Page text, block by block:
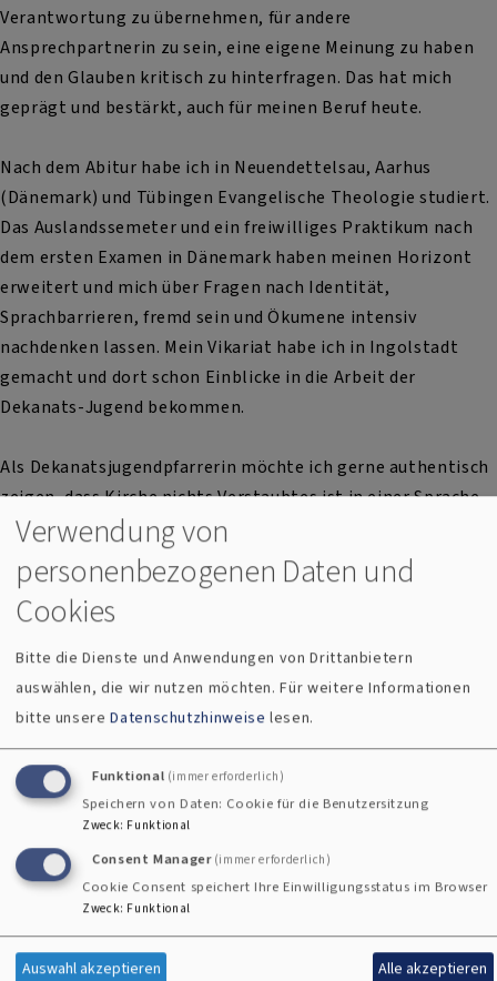
Verantwortung zu übernehmen, für andere
Ansprechpartnerin zu sein, eine eigene Meinung zu haben
und den Glauben kritisch zu hinterfragen. Das hat mich
geprägt und bestärkt, auch für meinen Beruf heute.
Nach dem Abitur habe ich in Neuendettelsau, Aarhus
(Dänemark) und Tübingen Evangelische Theologie studiert.
Das Auslandssemeter und ein freiwilliges Praktikum nach
dem ersten Examen in Dänemark haben meinen Horizont
erweitert und mich über Fragen nach Identität,
Sprachbarrieren, fremd sein und Ökumene intensiv
nachdenken lassen. Mein Vikariat habe ich in Ingolstadt
gemacht und dort schon Einblicke in die Arbeit der
Dekanats-Jugend bekommen.
Als Dekanatsjugendpfarrerin möchte ich gerne authentisch
zeigen, dass Kirche nichts Verstaubtes ist in einer Sprache,
die heute keiner mehr versteht. Die aktuellen Themen von
Klimaschutz bis Menschenrechte haben ganz viel mit dem
christlichen Glauben und seiner Ethik zu tun. Außerdem
möchte ich Jugendlichen etwas zutrauen, mit Rat und Tat
dabei sein, den eigenen Weg im Leben zu finden, Fragen
über Gott und die Welt ehrlich zu diskutieren und dabei auch
unbedingt miteinander Spaß haben und Gemeinschaft
Telefon
Termine
Verwendung von
personenbezogenen Daten und
Cookies
Bitte die Dienste und Anwendungen von Drittanbietern
auswählen, die wir nutzen möchten.Für weitere Informationen
bitte unsereDatenschutzhinweise lesen.
Funktional (immer erforderlich)
Speichern von Daten: Cookie für die Benutzersitzung
Zweck: Funktional
Consent Manager (immer erforderlich)
Cookie Consent speichert Ihre Einwilligungsstatus im Browser
Zweck: Funktional
Auswahl akzeptieren Alle akzeptieren